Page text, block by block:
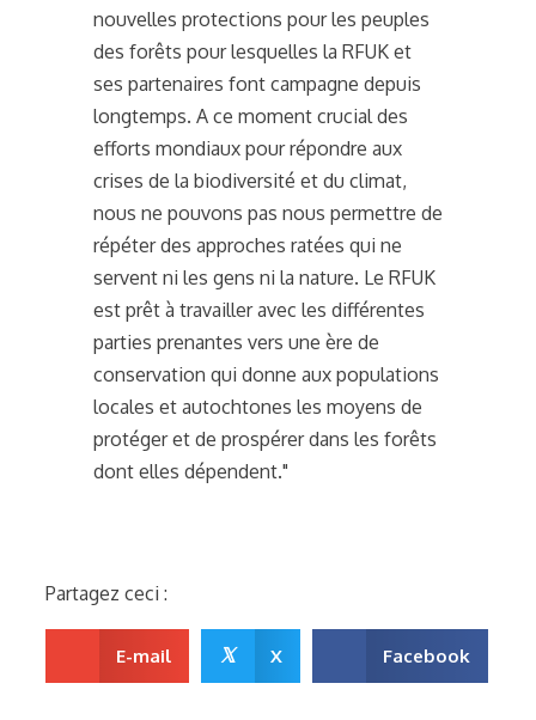
nouvelles protections pour les peuples
des forêts pour lesquelles la RFUK et
ses partenaires font campagne depuis
longtemps. A ce moment crucial des
efforts mondiaux pour répondre aux
crises de la biodiversité et du climat,
nous ne pouvons pas nous permettre de
répéter des approches ratées qui ne
servent ni les gens ni la nature. Le RFUK
est prêt à travailler avec les différentes
parties prenantes vers une ère de
conservation qui donne aux populations
locales et autochtones les moyens de
protéger et de prospérer dans les forêts
dont elles dépendent."
Partagez ceci :
E-mail 𝕏 X Facebook